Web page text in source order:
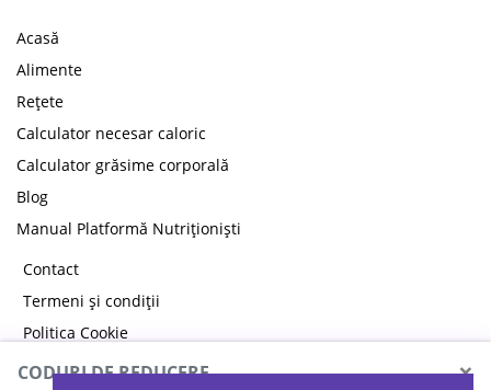
Acasă
Alimente
Rețete
Calculator necesar caloric
Calculator grăsime corporală
Blog
Manual Platformă Nutriționiști
Contact
Termeni și condiții
Politica Cookie
Politica de confidențialitate
CODURI DE REDUCERE ×